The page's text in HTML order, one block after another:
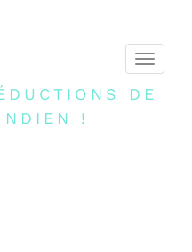
Toggle
DE
!